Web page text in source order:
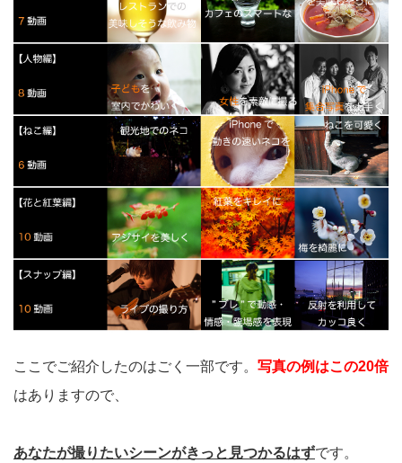
ここでご紹介したのはごく一部です。 写真の例はこの20倍
はありますので、
あなたが撮りたいシーンがきっと見つかるはずです。